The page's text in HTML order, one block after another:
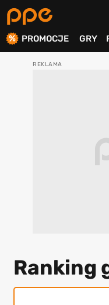
PROMOCJE GRY
Ranking